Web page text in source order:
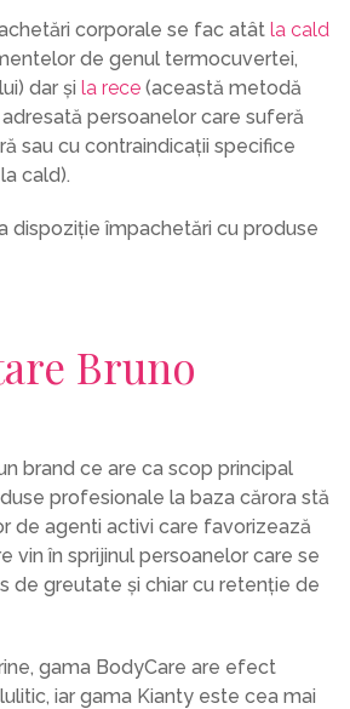
corporale se fac atât la cald
de genul termocuvertei,
dar și la rece (această metodă
persoanelor care suferă
sau cu contraindicații specifice
cald).
dispoziție împachetări cu produse
Bruno
brand ce are ca scop principal
profesionale la baza cărora stă
de agenti activi care favorizează
vin în sprijinul persoanelor care se
de greutate și chiar cu retenție de
gama BodyCare are efect
iar gama Kianty este cea mai